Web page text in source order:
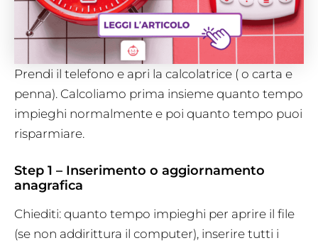
Prendi il telefono e apri la calcolatrice ( o carta e
penna). Calcoliamo prima insieme quanto tempo
impieghi normalmente e poi quanto tempo puoi
risparmiare.
Step 1 – Inserimento o aggiornamento
anagrafica
Chiediti: quanto tempo impieghi per aprire il file
(se non addirittura il computer), inserire tutti i